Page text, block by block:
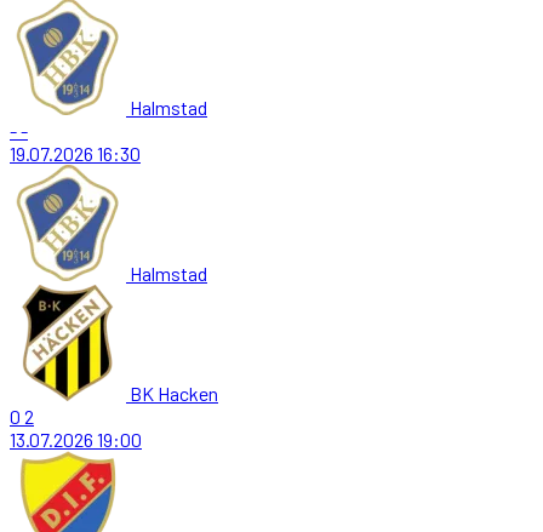
Halmstad
--
19.07.2026 16:30
Halmstad
BK Hacken
0 2
13.07.2026 19:00